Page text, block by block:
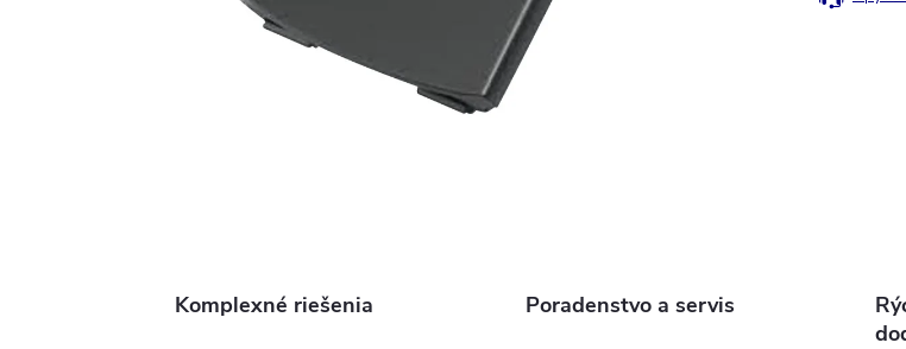
Komplexné riešenia Poradenstvo a servis